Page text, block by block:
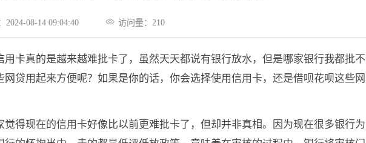
2024-08-14 09:04:40 访问量： 210
卡真的是越来越难批卡了，虽然天天都说有银行放水，但是哪家银行我都批不
贷用起来方便呢？如果是你的话，你会选择使用信用卡，还是借呗花呗这些网
觉得现在的信用卡好像比以前更难批卡了，但却并非真相。因为现在很多银行为